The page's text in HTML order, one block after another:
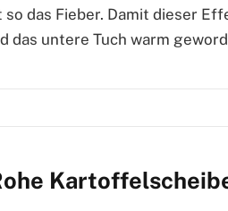
so das Fieber. Damit dieser
das untere Tuch warm